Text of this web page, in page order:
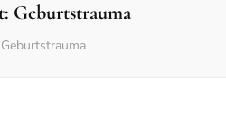
Geburtstrauma
Geburtstrauma